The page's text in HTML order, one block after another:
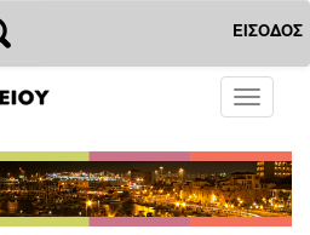
ΕΙΣΟΔΟΣ
Toggle